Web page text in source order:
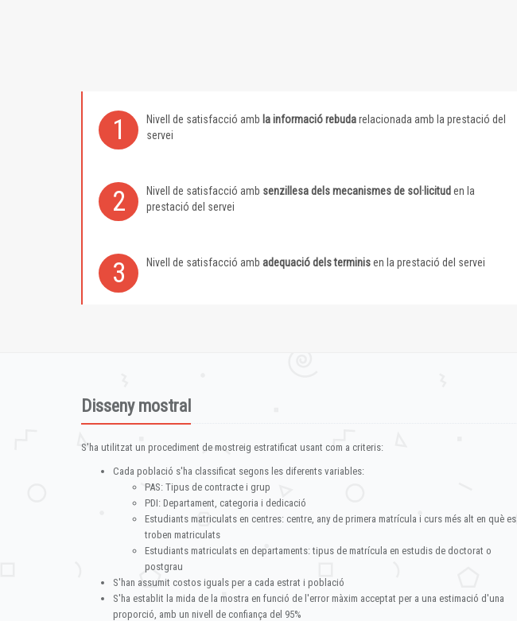
1 Nivell de satisfacció amb la informació rebudarelacionada amb la prestació del
servei
2 Nivell de satisfacció amb senzillesa dels mecanismes de sol·licitud en la
prestació del servei
3 Nivell de satisfacció amb adequació dels terminisen la prestació del servei
Disseny mostral
S'ha utilitzat un procediment de mostreig estratificat usant com a criteris:
Cada població s'ha classificat segons les diferents variables:
PAS: Tipus de contracte i grup
PDI: Departament, categoria i dedicació
Estudiants matriculats en centres: centre, any de primera matrícula i curs més alt en què es
troben matriculats
Estudiants matriculats en departaments: tipus de matrícula en estudis de doctorat o
postgrau
S'han assumit costos iguals per a cada estrat i població
S'ha establit la mida de la mostra en funció de l'error màxim acceptat per a una estimació d'una
proporció, amb un nivell de confiança del 95%